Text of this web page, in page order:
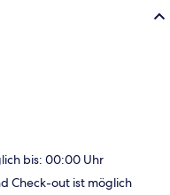
bis: 00:00 Uhr
Check-out ist möglich